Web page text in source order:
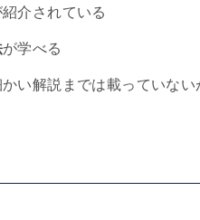
紹介されている
が学べる
い解説までは載っていな